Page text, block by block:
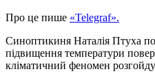
Про це пише «Telegraf».
Синоптикиня Наталія Птуха
підвищення температури
кліматичний феномен